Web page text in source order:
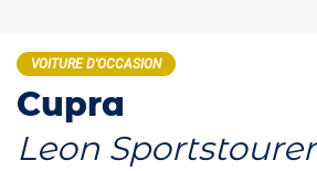
VOITURE D'OCCASION
Cupra
Leon Sportstourer